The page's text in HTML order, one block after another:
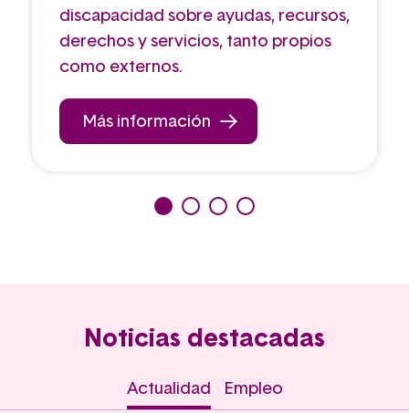
discapacidad sobre ayudas, recursos,
derechos y servicios, tanto propios
como externos.
Más información
Noticias destacadas
Actualidad Empleo